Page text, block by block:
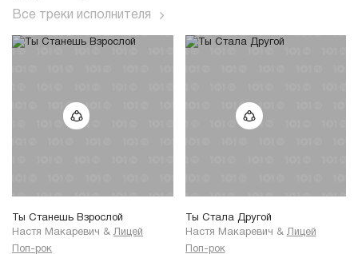
Все треки исполнителя
Ты Станешь Взрослой
Настя Макаревич & Лицей
Поп-рок
Ты Стала Другой
Настя Макаревич & Лицей
Поп-рок